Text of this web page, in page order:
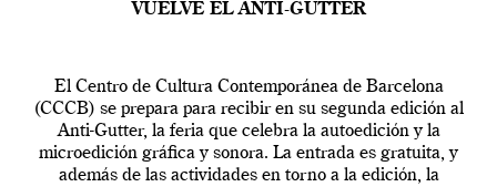
VUELVE EL ANTI-GUTTER
El Centro de Cultura Contemporánea de Barcelona
(CCCB) se prepara para recibir en su segunda edición al
Anti-Gutter, la feria que celebra la autoedición y la
microedición gráfica y sonora. La entrada es gratuita, y
además de las actividades en torno a la edición, la